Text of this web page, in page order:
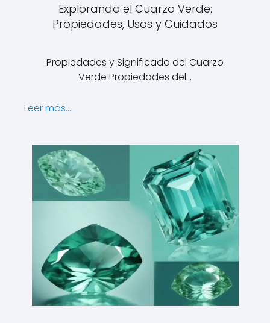
Explorando el Cuarzo Verde:
Propiedades, Usos y Cuidados
Propiedades y Significado del Cuarzo
Verde Propiedades del…
Leer más...